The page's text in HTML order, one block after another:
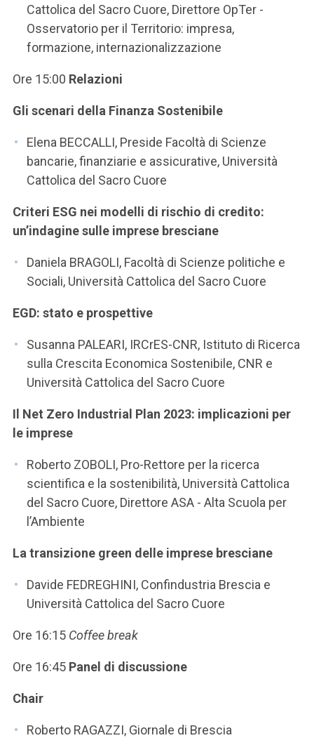
Cattolica del Sacro Cuore, Direttore OpTer -
Osservatorio per il Territorio: impresa,
formazione, internazionalizzazione
Ore 15:00 Relazioni
Gli scenari della Finanza Sostenibile
Elena BECCALLI, Preside Facoltà di Scienze
bancarie, finanziarie e assicurative, Università
Cattolica del Sacro Cuore
Criteri ESG nei modelli di rischio di credito:
un’indagine sulle imprese bresciane
Daniela BRAGOLI, Facoltà di Scienze politiche e
Sociali, Università Cattolica del Sacro Cuore
EGD: stato e prospettive
Susanna PALEARI, IRCrES-CNR, Istituto di Ricerca
sulla Crescita Economica Sostenibile, CNR e
Università Cattolica del Sacro Cuore
Il Net Zero Industrial Plan 2023: implicazioni per
le imprese
Roberto ZOBOLI, Pro-Rettore per la ricerca
scientifica e la sostenibilità, Università Cattolica
del Sacro Cuore, Direttore ASA - Alta Scuola per
l’Ambiente
La transizione green delle imprese bresciane
Davide FEDREGHINI, Confindustria Brescia e
Università Cattolica del Sacro Cuore
Ore 16:15 Coffee break
Ore 16:45 Panel di discussione
Chair
Roberto RAGAZZI, Giornale di Brescia